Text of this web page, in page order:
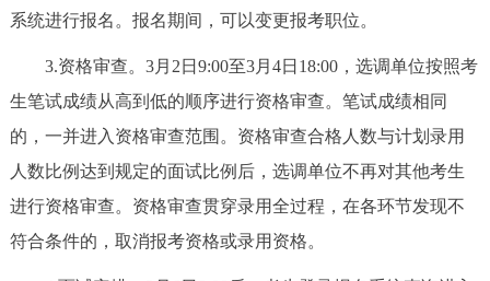
12345网上接诉即办 我要咨询
参与调查 在线访谈 图说互动
走进北京
北京概况 十六区概览 人文北京
系统进行报名。报名期间，可以变更报考职位。
3.资格审查。3月2日9:00至3月4日18:00，选调单位按照考
生笔试成绩从高到低的顺序进行资格审查。笔试成绩相同
的，一并进入资格审查范围。资格审查合格人数与计划录用
人数比例达到规定的面试比例后，选调单位不再对其他考生
进行资格审查。资格审查贯穿录用全过程，在各环节发现不
符合条件的，取消报考资格或录用资格。